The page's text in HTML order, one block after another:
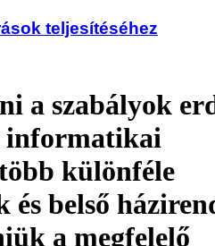
teljesítéséhez
a szabályok
informatikai
különféle
és belső
a megfelelő